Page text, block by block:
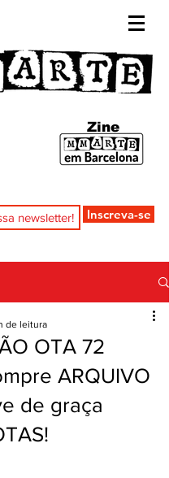
Zine
Inscreva-se
OTA 72
ARQUIVO
de graça
de leitura